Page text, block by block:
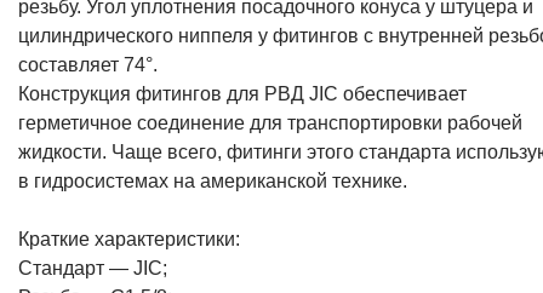
резьбу. Угол уплотнения посадочного конуса у штуцера и
цилиндрического ниппеля у фитингов с внутренней
составляет 74°.
Конструкция фитингов для РВД JIC обеспечивает
герметичное соединение для транспортировки рабочей
жидкости. Чаще всего, фитинги этого стандарта
в гидросистемах на американской технике.
Краткие характеристики:
Стандарт — JIC;